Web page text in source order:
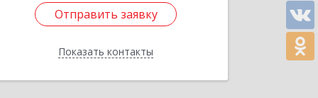
Отправить заявку
Показать контакты
Отправить заявку
Назад